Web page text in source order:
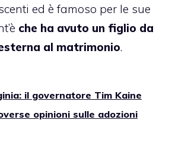
ed è famoso per le sue
che ha avuto un figlio da
al matrimonio.
il governatore Tim Kaine
opinioni sulle adozioni